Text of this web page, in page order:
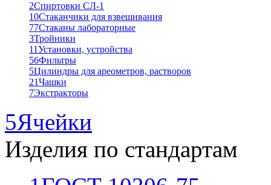
2Спиртовки СЛ-1
10Стаканчики для взвешивания
77Стаканы лабораторные
3Тройники
11Установки, устройства
56Фильтры
5Цилиндры для ареометров, растворов
21Чашки
7Экстракторы
5Ячейки
Изделия по стандартам